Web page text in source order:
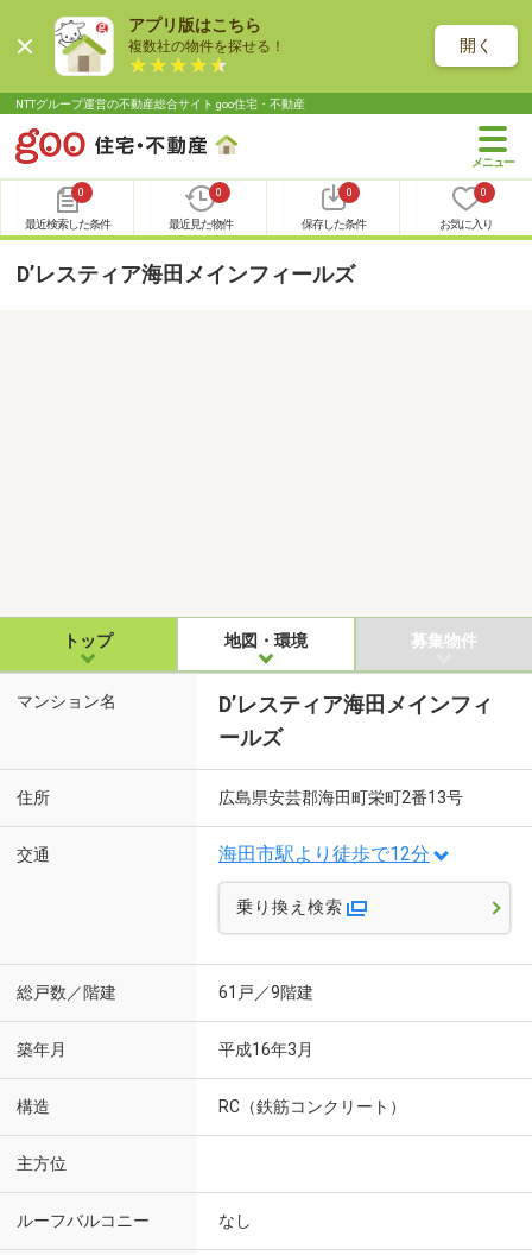
アプリ版はこちら
複数社の物件を探せる！ 開く
NTTグループ運営の不動産総合サイト goo住宅・不動産
0
最近検索した条件
0
最近見た物件
0
保存した条件
0
お気に入り
D’レスティア海田メインフィールズ
トップ 地図・環境 募集物件
マンション名
D’レスティア海田メインフィ
ールズ
住所 広島県安芸郡海田町栄町2番13号
交通 海田市駅より徒歩で12分
乗り換え検索
総戸数／階建 61戸／9階建
築年月 平成16年3月
構造 RC（鉄筋コンクリート）
主方位
ルーフバルコニー なし